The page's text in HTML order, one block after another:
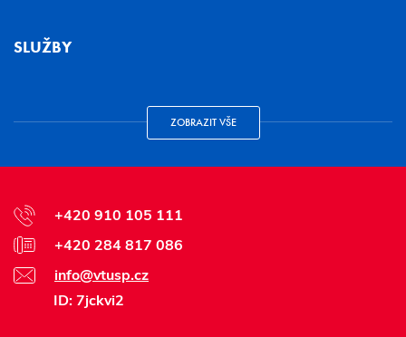
SLUŽBY
ZOBRAZIT VŠE
+420 910 105 111
+420 284 817 086
info@vtusp.cz
ID: 7jckvi2